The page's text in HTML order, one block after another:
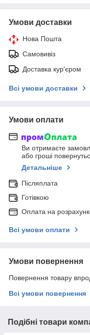
Умови доставки
Нова Пошта
Самовивіз
Доставка кур'єром
Всі умови доставки
Умови оплати
Ви отримаєте
або гроші
Детальніше
Післяплата
Готівкою
Оплата на
Всі умови оплати
Умови повернення
Повернення товару
Всі умови повернення
Подібні товари